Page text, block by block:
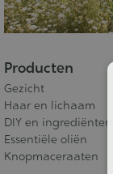
Producten
Gezicht
Haar en lichaam
DIY en ingrediënten
Essentiële oliën
Knopmaceraaten